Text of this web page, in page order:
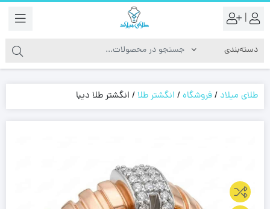
|
طلای میلاد /فروشگاه/ انگشتر طلا/ انگشتر طلا دیبا